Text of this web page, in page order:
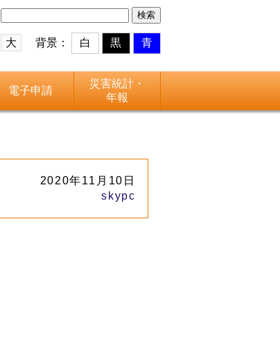
検
索:
大 背景： 白 黒 青
電子申請
災害統計・
年報
2020年11月10日
skypc